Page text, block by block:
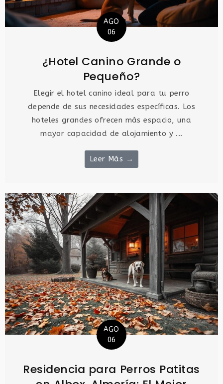
AGO
06
¿Hotel Canino Grande o
Pequeño?
Elegir el hotel canino ideal para tu perro
depende de sus necesidades específicas. Los
hoteles grandes ofrecen más espacio, una
mayor capacidad de alojamiento y ...
Leer Más →
AGO
06
Residencia para Perros Patitas